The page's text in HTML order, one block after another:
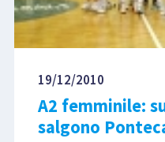
19/12/2010
A2 femminile:
salgono